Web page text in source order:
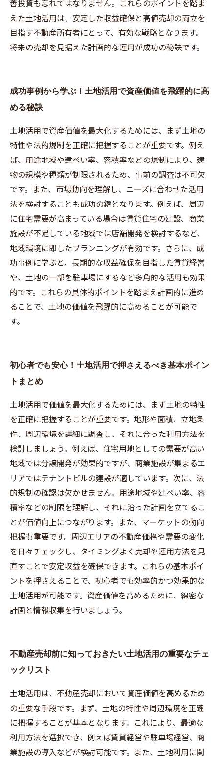
善投資も忘れてはなりません。これらのポイントを踏ま
えた土地活用は、安定した収益確保と高値売却の両立を
目指す不動産所有者にとって、有効な戦略となります。
将来の売却を見据えた計画的な運用が成功の秘訣です。
成功事例から学ぶ！土地活用で資産価値を飛躍的に高
める秘訣
土地活用で資産価値を最大化するためには、まず土地の
特性や法的規制を正確に把握することが重要です。例え
ば、用途地域や建ぺい率、容積率などの規制により、建
物の規模や種類が制限されるため、事前の調査は不可欠
です。また、市場動向を理解し、ニーズに合わせた活用
法を検討することも成功の鍵となります。例えば、周辺
に住宅需要が高まっている場合は賃貸住宅の建設、商業
施設が不足している地域では店舗開発を検討するなど、
地域環境に即したプランニングが有効です。さらに、成
功事例に学ぶと、長期的な収益確保を目指した賃貸経営
や、土地の一部を駐車場にするなど多角的な活用も効果
的です。これらの具体的ポイントを踏まえ計画的に進め
ることで、土地の価値を飛躍的に高めることが可能で
す。
初心者でも安心！土地活用で押さえるべき基本ポイン
トまとめ
土地活用で価値を最大化するためには、まず土地の特性
を正確に把握することが重要です。地形や面積、立地条
件、周辺環境を詳細に調査し、それに合った利用方法を
検討しましょう。例えば、住宅用地としての需要が高い
地域では分譲開発が効果的ですが、商業施設が集まるエ
リアではテナントビルの建設が適しています。次に、法
的規制の確認は欠かせません。用途地域や建ぺい率、容
積率などの制限を理解し、それに沿った計画を立てるこ
とが価値向上につながります。また、マーケットの動向
把握も重要です。周辺エリアの不動産価格や需要の変化
を日々チェックし、タイミングよく売却や運用方法を見
直すことで安定収益を確保できます。これらの基本ポイ
ントを押さえることで、初心者でも効率的かつ効果的な
土地活用が可能です。資産価値を高めるために、綿密な
計画と情報収集を行いましょう。
不動産売却前に知っておきたい土地活用の重要なチェ
ックリスト
土地活用は、不動産売却において資産価値を高めるため
の重要な手段です。まず、土地の特性や周辺環境を正確
に把握することが基本となります。これにより、最適な
利用方法を選択でき、例えば賃貸経営や駐車場経営、商
業施設の導入などが検討可能です。また、土地利用に関